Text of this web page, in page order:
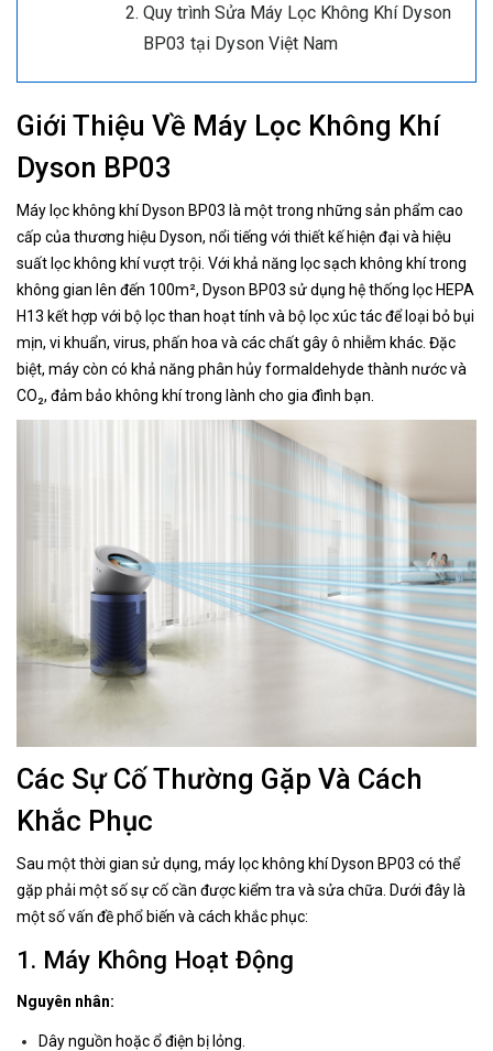
Quy trình Sửa Máy Lọc Không Khí Dyson
BP03 tại Dyson Việt Nam
Giới Thiệu Về Máy Lọc Không Khí
Dyson BP03
Máy lọc không khí Dyson BP03 là một trong những sản phẩm cao
cấp của thương hiệu Dyson, nổi tiếng với thiết kế hiện đại và hiệu
suất lọc không khí vượt trội. Với khả năng lọc sạch không khí trong
không gian lên đến 100m², Dyson BP03 sử dụng hệ thống lọc HEPA
H13 kết hợp với bộ lọc than hoạt tính và bộ lọc xúc tác để loại bỏ bụi
mịn, vi khuẩn, virus, phấn hoa và các chất gây ô nhiễm khác. Đặc
biệt, máy còn có khả năng phân hủy formaldehyde thành nước và
CO₂, đảm bảo không khí trong lành cho gia đình bạn.
Các Sự Cố Thường Gặp Và Cách
Khắc Phục
Sau một thời gian sử dụng, máy lọc không khí Dyson BP03 có thể
gặp phải một số sự cố cần được kiểm tra và sửa chữa. Dưới đây là
một số vấn đề phổ biến và cách khắc phục:
1. Máy Không Hoạt Động
Nguyên nhân:
Dây nguồn hoặc ổ điện bị lỏng.